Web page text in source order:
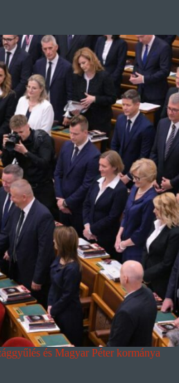
és Magyar Péter kormánya